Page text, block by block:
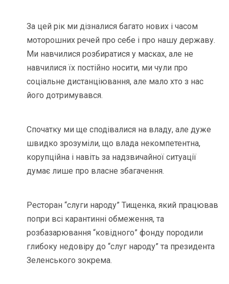
За цей рік ми дізналися багато нових і часом
моторошних речей про себе і про нашу державу.
Ми навчилися розбиратися у масках, але не
навчилися їх постійно носити, ми чули про
соціальне дистанціювання, але мало хто з нас
його дотримувався.
Спочатку ми ще сподівалися на владу, але дуже
швидко зрозуміли, що влада некомпетентна,
корупційна і навіть за надзвичайної ситуації
думає лише про власне збагачення.
Ресторан “слуги народу” Тищенка, який працював
попри всі карантинні обмеження, та
розбазарювання “ковідного” фонду породили
глибоку недовіру до “слуг народу” та президента
Зеленського зокрема.